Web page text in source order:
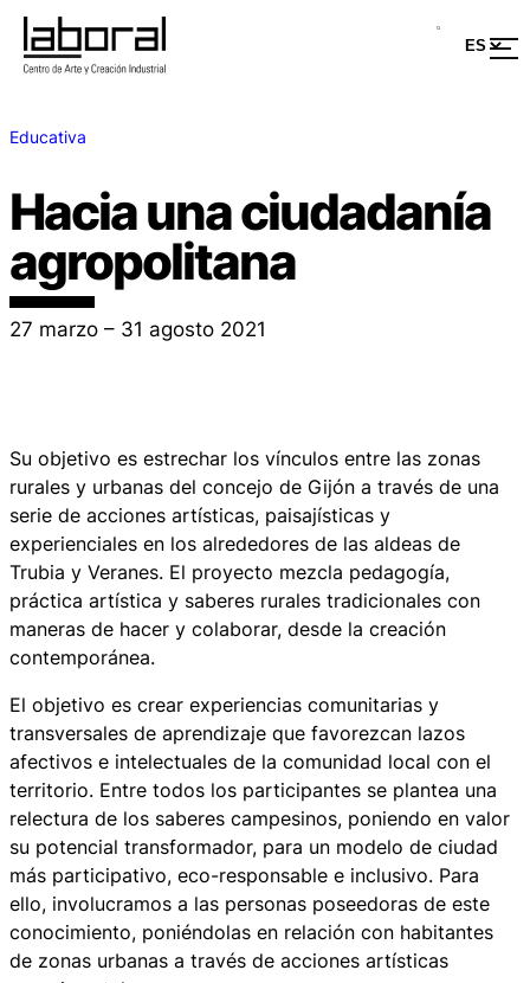
Educativa
Hacia una ciudadanía
agropolitana
27 marzo – 31 agosto 2021
Su objetivo es estrechar los vínculos entre las zonas
rurales y urbanas del concejo de Gijón a través de una
serie de acciones artísticas, paisajísticas y
experienciales en los alrededores de las aldeas de
Trubia y Veranes. El proyecto mezcla pedagogía,
práctica artística y saberes rurales tradicionales con
maneras de hacer y colaborar, desde la creación
contemporánea.
El objetivo es crear experiencias comunitarias y
transversales de aprendizaje que favorezcan lazos
afectivos e intelectuales de la comunidad local con el
territorio. Entre todos los participantes se plantea una
relectura de los saberes campesinos, poniendo en valor
su potencial transformador, para un modelo de ciudad
más participativo, eco-responsable e inclusivo. Para
ello, involucramos a las personas poseedoras de este
conocimiento, poniéndolas en relación con habitantes
de zonas urbanas a través de acciones artísticas